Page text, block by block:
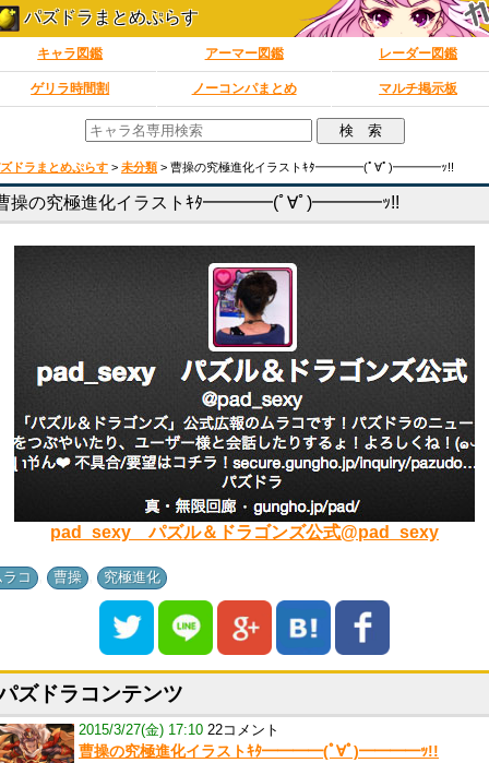
パズドラまとめぷらす
キャラ図鑑 アーマー図鑑 レーダー図鑑
ゲリラ時間割 ノーコンパまとめ マルチ掲示板
ドラまとめぷらす > 未分類 > 曹操の究極進化イラストｷﾀ━━━━(ﾟ∀ﾟ)━━━━ｯ!!
操の究極進化イラストｷﾀ━━━━(ﾟ∀ﾟ)━━━━ｯ!!
pad_sexy パズル＆ドラゴンズ公式@pad_sexy
ラコ 曹操 究極進化
ズドラコンテンツ
2015/3/27(金) 17:10 22コメント
曹操の究極進化イラストｷﾀ━━━━(ﾟ∀ﾟ)━━━━ｯ!!